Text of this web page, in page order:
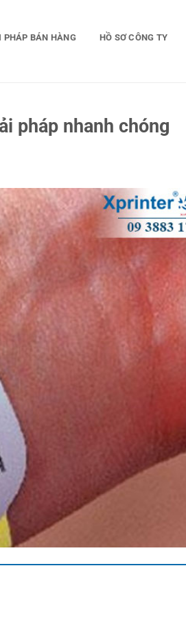
PHÁP BÁN HÀNG HỒ SƠ CÔNG TY
pháp nhanh chóng